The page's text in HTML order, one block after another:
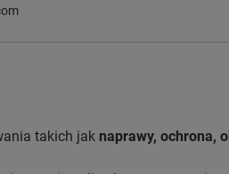
takich jak naprawy, ochrona,